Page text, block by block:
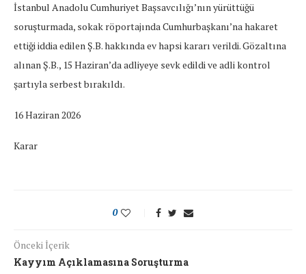
İstanbul Anadolu Cumhuriyet Başsavcılığı’nın yürüttüğü
soruşturmada, sokak röportajında Cumhurbaşkanı’na hakaret
ettiği iddia edilen Ş.B. hakkında ev hapsi kararı verildi. Gözaltına
alınan Ş.B., 15 Haziran’da adliyeye sevk edildi ve adli kontrol
şartıyla serbest bırakıldı.
16 Haziran 2026
Karar
0
Önceki İçerik
Kayyım Açıklamasına Soruşturma